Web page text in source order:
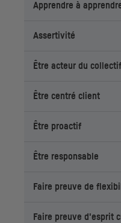
Apprendre à
Assertivité
Être acteur du collectif
Être centré client
Être proactif
Être responsable
Faire preuve de
Faire preuve d'esprit